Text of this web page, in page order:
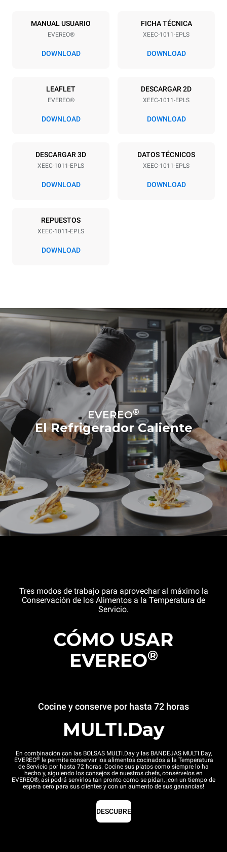
10 GN 1/1
Distancia entre bandejas
220-240V 1N~ 2,9 kW
MANUAL USUARIO
EVEREO®
DOWNLOAD
FICHA TÉCNICA
XEEC-1011-EPLS
DOWNLOAD
LEAFLET
EVEREO®
DOWNLOAD
DESCARGAR 2D
XEEC-1011-EPLS
DOWNLOAD
DESCARGAR 3D
XEEC-1011-EPLS
DOWNLOAD
DATOS TÉCNICOS
XEEC-1011-EPLS
DOWNLOAD
REPUESTOS
XEEC-1011-EPLS
DOWNLOAD
EVEREO®
El Refrigerador Caliente
Tres modos de trabajo para aprovechar al máximo la
Conservación de los Alimentos a la Temperatura de
Servicio.
CÓMO USAR
EVEREO®
Cocine y conserve por hasta 72 horas
MULTI.Day
En combinación con las BOLSAS MULTI.Day y las BANDEJAS MULTI.Day,
EVEREO®le permite conservar los alimentos cocinados a la Temperatura
de Servicio por hasta 72 horas. Cocine sus platos como siempre lo ha
hecho y, siguiendo los consejos de nuestros chefs, consérvelos en
EVEREO®, así podrá servirlos tan pronto como se pidan, ¡con un tiempo de
espera cero para sus clientes y con un aumento de sus ganancias!
DESCUBRE